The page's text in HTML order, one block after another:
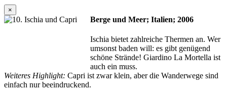
×
Berge und Meer; Italien; 2006
Ischia bietet zahlreiche Thermen an. Wer
umsonst baden will: es gibt genügend
schöne Strände! Giardino La Mortella ist
auch ein muss.
Weiteres Highlight: Capri ist zwar klein, aber die Wanderwege sind
einfach nur beeindruckend.